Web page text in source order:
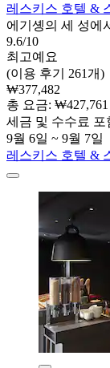
레스키스 호텔 &
에기솅의 세 성에
9.6/10
최고예요
(이용 후기 261개)
₩377,482
총 요금: ₩427,761
세금 및 수수료 포
9월 6일 ~ 9월 7일
레스키스 호텔 &